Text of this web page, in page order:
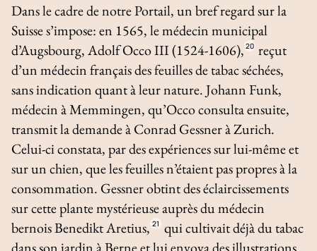
Dans le cadre de notre Portail, un bref regard sur la
Suisse s’impose: en 1565, le médecin municipal
d’Augsbourg, Adolf Occo III (1524-1606), 20 reçut
d’un médecin français des feuilles de tabac séchées,
sans indication quant à leur nature. Johann Funk,
médecin à Memmingen, qu’Occo consulta ensuite,
transmit la demande à Conrad Gessner à Zurich.
Celui-ci constata, par des expériences sur lui-même et
sur un chien, que les feuilles n’étaient pas propres à la
consommation. Gessner obtint des éclaircissements
sur cette plante mystérieuse auprès du médecin
bernois Benedikt Aretius, 21 qui cultivait déjà du tabac